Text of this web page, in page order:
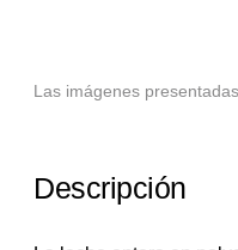
Las imágenes
Descripción